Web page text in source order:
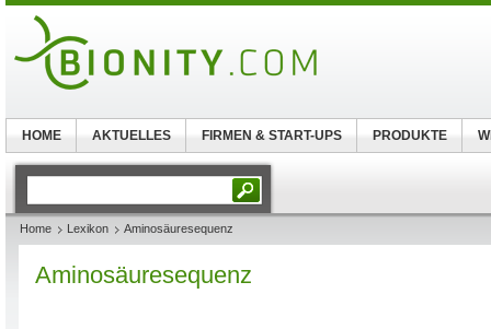
Home Lexikon Aminosäuresequenz
Aminosäuresequenz
HOME AKTUELLES FIRMEN & START-UPS PRODUKTE